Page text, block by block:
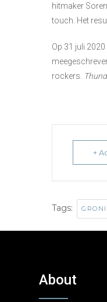
hitmaker
touch. Het
Op 31 juli
rockers.
+
Tags:
About